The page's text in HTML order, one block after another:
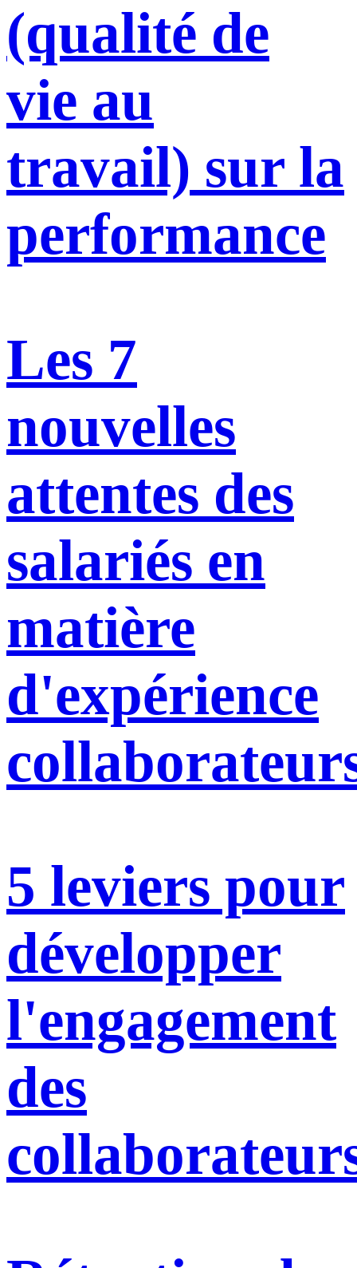
(qualité de
vie au
travail) sur la
performance
Les 7
nouvelles
attentes des
salariés en
matière
d'expérience
5 leviers pour
développer
l'engagement
des